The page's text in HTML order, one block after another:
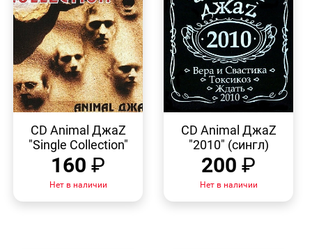
ПРОСМОТР
CD Animal ДжаZ
"Single Collection"
160 ₽
Нет в наличии
ПРОСМОТР
CD Animal ДжаZ
"2010" (сингл)
200 ₽
Нет в наличии